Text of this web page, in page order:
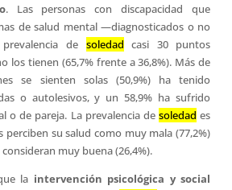
. Las personas con discapacidad que
de salud mental —diagnosticados o no
de soledad casi 30 puntos
los tienen (65,7% frente a 36,8%). Más de
se sienten solas (50,9%) ha tenido
o autolesivos, y un 58,9% ha sufrido
o de pareja. La prevalencia desoledad es
perciben su salud como muy mala (77,2%)
muy buena (26,4%).
la intervención psicológica y social